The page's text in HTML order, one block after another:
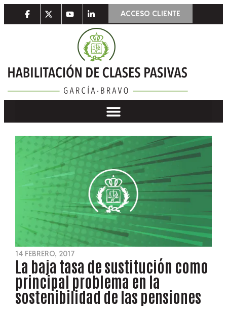
ACCESO CLIENTE
14 FEBRERO, 2017
La baja tasa de sustitución como
principal problema en la
sostenibilidad de las pensiones